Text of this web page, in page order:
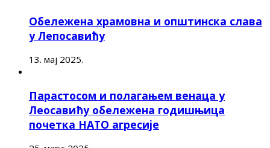
Обележена храмовна и општинска слава
у Лепосавићу
13. мај 2025.
Парастосом и полагањем венаца у
Леосавићу обележена годишњица
почетка НАТО агресије